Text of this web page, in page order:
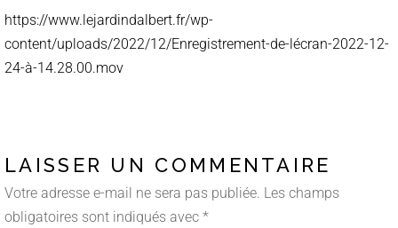
https://www.lejardindalbert.fr/wp-
content/uploads/2022/12/Enregistrement-de-lécran-2022-12-
24-à-14.28.00.mov
LAISSER UN COMMENTAIRE
Votre adresse e-mail ne sera pas publiée. Les champs
obligatoires sont indiqués avec *